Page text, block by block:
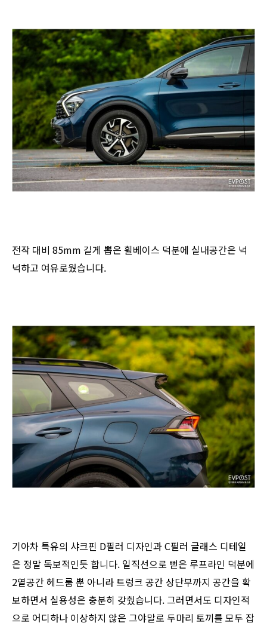
전작 대비 85mm 길게 뽑은 휠베이스 덕분에 실내공간은 넉
넉하고 여유로웠습니다.
기아차 특유의 샤크핀 D필러 디자인과 C필러 글래스 디테일
은 정말 독보적인듯 합니다. 일직선으로 뻗은 루프라인 덕분에
2열공간 헤드룸 뿐 아니라 트렁크 공간 상단부까지 공간을 확
보하면서 실용성은 충분히 갖췄습니다. 그러면서도 디자인적
으로 어디하나 이상하지 않은 그야말로 두마리 토끼를 모두 잡